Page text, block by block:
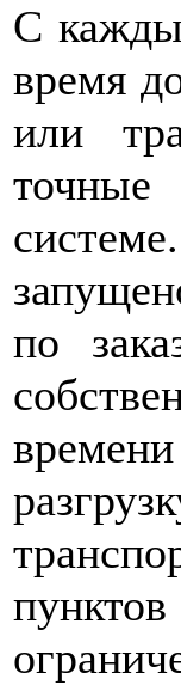
С
время
или
точные
по